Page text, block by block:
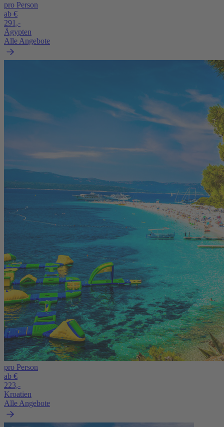
pro Person
ab €
291,-
Ägypten
Alle Angebote
pro Person
ab €
223,-
Kroatien
Alle Angebote